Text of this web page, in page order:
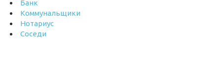
Банк
Коммунальщики
Нотариус
Соседи